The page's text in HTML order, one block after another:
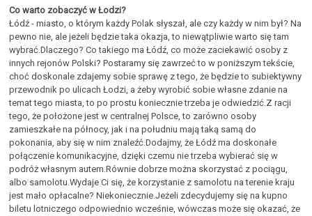
Co warto zobaczyć w Łodzi?
Łódź - miasto, o którym każdy Polak słyszał, ale czy każdy w nim był? Na
pewno nie, ale jeżeli będzie taka okazja, to niewątpliwie warto się tam
wybrać.Dlaczego? Co takiego ma Łódź, co może zaciekawić osoby z
innych rejonów Polski? Postaramy się zawrzeć to w poniższym tekście,
choć doskonale zdajemy sobie sprawę z tego, że będzie to subiektywny
przewodnik po ulicach Łodzi, a żeby wyrobić sobie własne zdanie na
temat tego miasta, to po prostu koniecznie trzeba je odwiedzić.Z racji
tego, że położone jest w centralnej Polsce, to zarówno osoby
zamieszkałe na północy, jak i na południu mają taką samą do
pokonania, aby się w nim znaleźć.Dodajmy, że Łódź ma doskonałe
połączenie komunikacyjne, dzięki czemu nie trzeba wybierać się w
podróż własnym autem.Równie dobrze można skorzystać z pociągu,
albo samolotu.Wydaje Ci się, że korzystanie z samolotu na terenie kraju
jest mało opłacalne? Niekoniecznie.Jeżeli zdecydujemy się na kupno
biletu lotniczego odpowiednio wcześnie, wówczas może się okazać, że